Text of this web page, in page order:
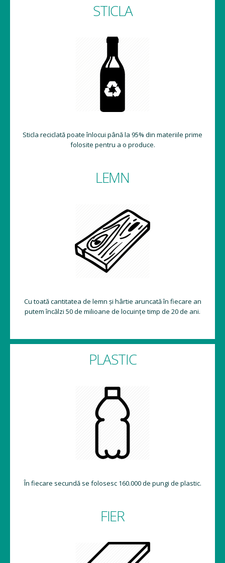
STICLA
Sticla reciclată poate înlocui până la 95% din materiile prime
folosite pentru a o produce.
LEMN
Cu toată cantitatea de lemn și hârtie aruncată în fiecare an
putem încălzi 50 de milioane de locuințe timp de 20 de ani.
PLASTIC
În fiecare secundă se folosesc 160.000 de pungi de plastic.
FIER